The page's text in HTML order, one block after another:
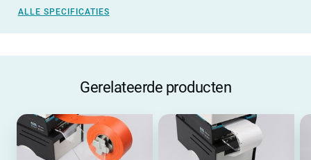
ALLE SPECIFICATIES
Gerelateerde producten